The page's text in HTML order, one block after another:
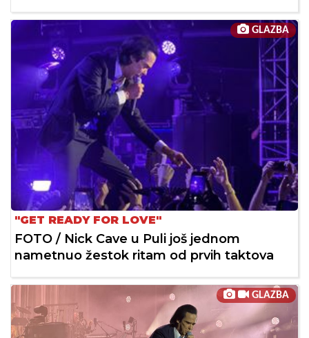
GLAZBA
"GET READY FOR LOVE"
FOTO / Nick Cave u Puli još jednom
nametnuo žestok ritam od prvih taktova
GLAZBA